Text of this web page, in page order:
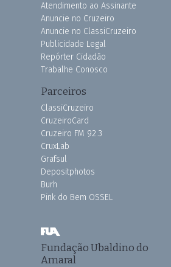
Atendimento ao Assinante
Anuncie no Cruzeiro
Anuncie no ClassiCruzeiro
Publicidade Legal
Repórter Cidadão
Trabalhe Conosco
Parceiros
ClassiCruzeiro
CruzeiroCard
Cruzeiro FM 92.3
CruxLab
Grafsul
Depositphotos
Burh
Pink do Bem OSSEL
Fundação Ubaldino do
Amaral